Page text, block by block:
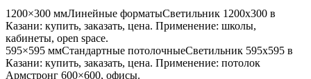
1200×300 ммЛинейные форматыСветильник 1200x300 в
Казани: купить, заказать, цена. Применение: школы,
кабинеты, open space.
595×595 ммСтандартные потолочныеСветильник 595x595 в
Казани: купить, заказать, цена. Применение: потолок
Армстронг 600×600, офисы.